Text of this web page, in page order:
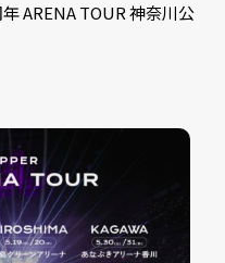
ARENA TOUR 神奈川公